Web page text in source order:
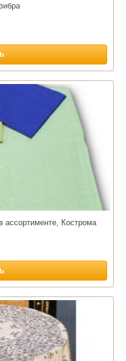
ассортименте, Кострома